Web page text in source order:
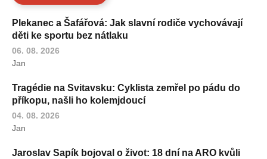
Plekanec a Šafářová: Jak slavní rodiče vychovávají
děti ke sportu bez nátlaku
06. 08. 2026
Jan
Tragédie na Svitavsku: Cyklista zemřel po pádu do
příkopu, našli ho kolemjdoucí
04. 08. 2026
Jan
Jaroslav Sapík bojoval o život: 18 dní na ARO kvůli